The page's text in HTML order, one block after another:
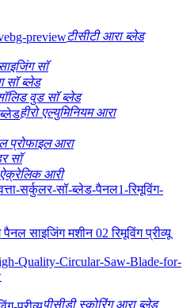
टीसीटी आरा ब्लेड
सॉ
सॉ ब्लेड
वुड सॉ ब्लेड
हीरो एल्युमिनियम आरा
प्रोफाइल आरा
सॉ
ऐक्रेलिक आरी
पीसीडी स्कोरिंग आरा ब्लेड